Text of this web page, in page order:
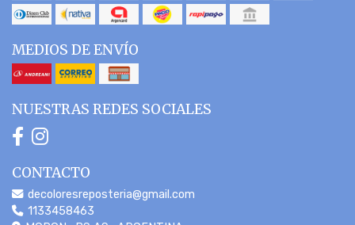
MEDIOS DE ENVÍO
NUESTRAS REDES SOCIALES
CONTACTO
decoloresreposteria@gmail.com
1133458463